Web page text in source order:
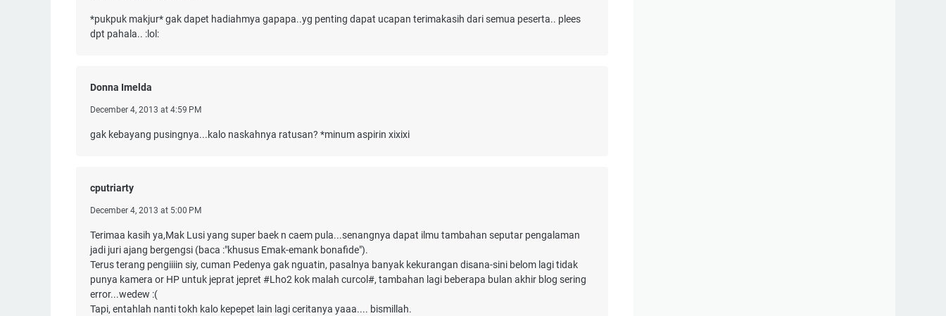
*pukpuk makjur* gak dapet hadiahmya gapapa..yg penting dapat ucapan terimakasih dari semua peserta.. plees
dpt pahala.. :lol:
Donna Imelda
December 4, 2013 at 4:59 PM
gak kebayang pusingnya...kalo naskahnya ratusan? *minum aspirin xixixi
cputriarty
December 4, 2013 at 5:00 PM
Terimaa kasih ya,Mak Lusi yang super baek n caem pula...senangnya dapat ilmu tambahan seputar pengalaman
jadi juri ajang bergengsi (baca :"khusus Emak-emank bonafide").
Terus terang pengiiiin siy, cuman Pedenya gak nguatin, pasalnya banyak kekurangan disana-sini belom lagi tidak
punya kamera or HP untuk jeprat jepret #Lho2 kok malah curcol#, tambahan lagi beberapa bulan akhir blog sering
error...wedew :(
Tapi, entahlah nanti tokh kalo kepepet lain lagi ceritanya yaaa.... bismillah.